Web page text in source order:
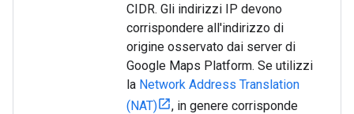
CIDR. Gli indirizzi IP devono
corrispondere all'indirizzo di
origine osservato dai server di
Google Maps Platform. Se utilizzi
la Network Address Translation
(NAT)
, in genere corrisponde